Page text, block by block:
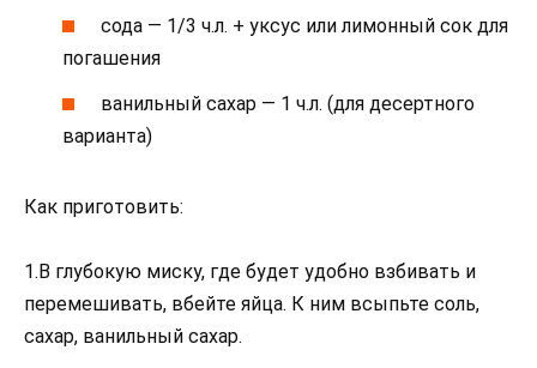
сода — 1/3 ч.л. + уксус или лимонный сок для
погашения
ванильный сахар — 1 ч.л. (для десертного
варианта)
Как приготовить:
1.В глубокую миску, где будет удобно взбивать и
перемешивать, вбейте яйца. К ним всыпьте соль,
сахар, ванильный сахар.